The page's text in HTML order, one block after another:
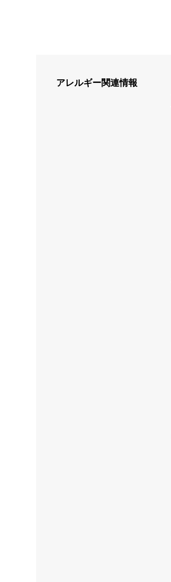
アレルギー関連情報